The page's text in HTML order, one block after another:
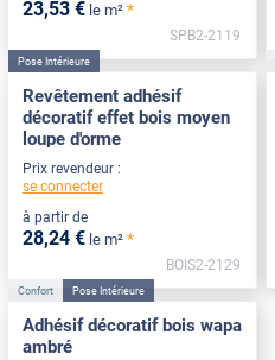
23,53 € le m² *
SPB2-2119
Pose Intérieure
Revêtement adhésif
décoratif effet bois moyen
loupe d'orme
Prix revendeur :
se connecter
à partir de
28,24 € le m² *
BOIS2-2129
Confort Pose Intérieure
Adhésif décoratif bois wapa
ambré